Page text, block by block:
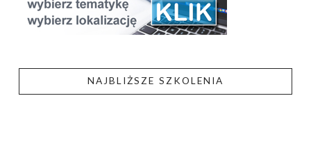
NAJBLIŻSZE SZKOLENIA